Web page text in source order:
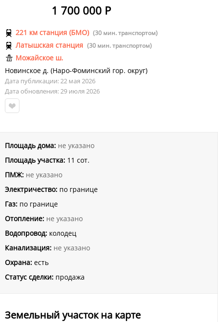
1 700 000 Р
221 км станция (БМО) (30 мин. транспортом)
Латышская станция (30 мин. транспортом)
Можайское ш.
Новинское д. (Наро-Фоминский гор. округ)
Дата публикации: 22 мая 2026
Дата обновления: 29 июля 2026
Площадь дома: не указано
Площадь участка: 11 сот.
ПМЖ: не указано
Электричество: по границе
Газ: по границе
Отопление: не указано
Водопровод: колодец
Канализация: не указано
Охрана: есть
Статус сделки: продажа
Земельный участок на карте